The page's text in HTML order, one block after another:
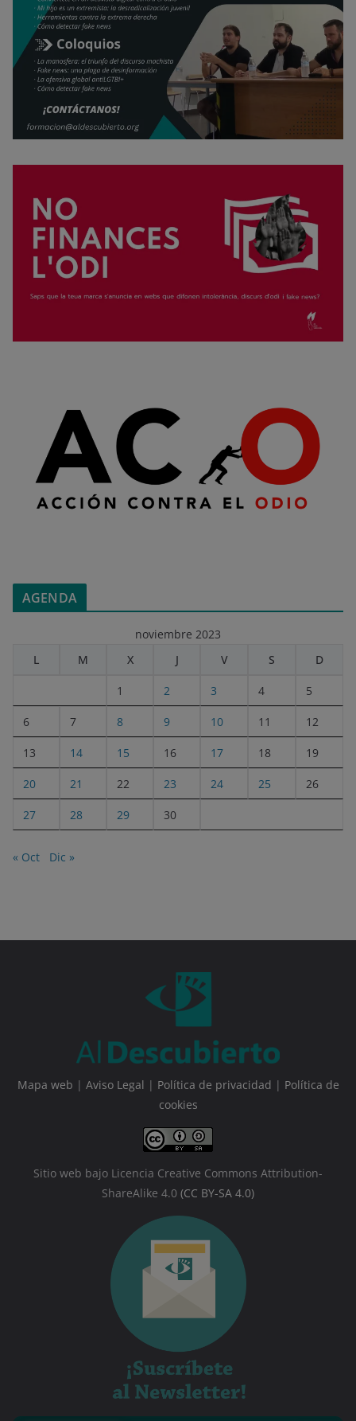
AGENDA
noviembre 2023
L
M X J V S D
1 2 3 4 5
6 7 8 9 10 11 12
13 14 15 16 17 18 19
20 21 22 23 24 25 26
27 28 29 30
« Oct Dic »
Mapa web | Aviso Legal | Política de privacidad | Política de
cookies
Sitio web bajo Licencia Creative Commons Attribution-
ShareAlike 4.0 (CC BY-SA 4.0)